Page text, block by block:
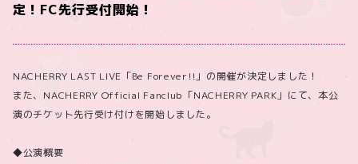
定！FC先行受付開始！
NACHERRY LAST LIVE「Be Forever!!」の開催が決定しました！
また、NACHERRY Official Fanclub「NACHERRY PARK」にて、本公
演のチケット先行受け付けを開始しました。
◆公演概要